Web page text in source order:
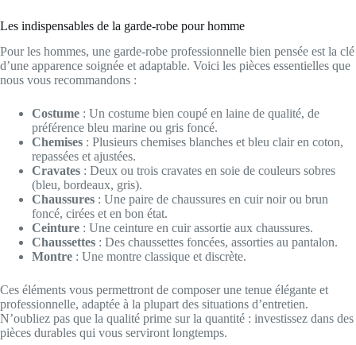
Les indispensables de la garde-robe pour homme
Pour les hommes, une garde-robe professionnelle bien pensée est la clé
d’une apparence soignée et adaptable. Voici les pièces essentielles que
nous vous recommandons :
Costume : Un costume bien coupé en laine de qualité, de
préférence bleu marine ou gris foncé.
Chemises : Plusieurs chemises blanches et bleu clair en coton,
repassées et ajustées.
Cravates : Deux ou trois cravates en soie de couleurs sobres
(bleu, bordeaux, gris).
Chaussures : Une paire de chaussures en cuir noir ou brun
foncé, cirées et en bon état.
Ceinture : Une ceinture en cuir assortie aux chaussures.
Chaussettes : Des chaussettes foncées, assorties au pantalon.
Montre : Une montre classique et discrète.
Ces éléments vous permettront de composer une tenue élégante et
professionnelle, adaptée à la plupart des situations d’entretien.
N’oubliez pas que la qualité prime sur la quantité : investissez dans des
pièces durables qui vous serviront longtemps.